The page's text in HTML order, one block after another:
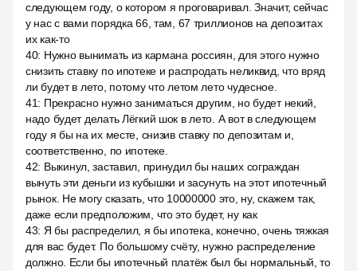
следующем году, о котором я проговаривал. Значит, сейчас
у нас с вами порядка 66, там, 67 триллионов на депозитах
их как-то
40: Нужно вынимать из кармана россиян, для этого нужно
снизить ставку по ипотеке и распродать неликвид, что вряд
ли будет в лето, потому что летом лето чудесное.
41: Прекрасно нужно заниматься другим, но будет некий,
надо будет делать Лёгкий шок в лето. А вот в следующем
году я бы на их месте, снизив ставку по депозитам и,
соответственно, по ипотеке.
42: Выкинул, заставил, принудил бы наших сограждан
вынуть эти деньги из кубышки и засунуть на этот ипотечный
рынок. Не могу сказать, что 10000000 это, ну, скажем так,
даже если предположим, что это будет, ну как
43: Я бы распределил, я бы ипотека, конечно, очень тяжкая
для вас будет. По большому счёту, нужно распределение
должно. Если бы ипотечный платёж был бы нормальный, то